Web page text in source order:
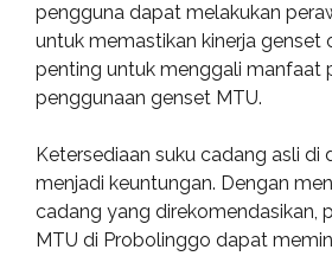
pengguna dapat melakukan
untuk memastikan kinerja genset
penting untuk menggali manfaat
penggunaan genset MTU.
Ketersediaan suku cadang asli di
menjadi keuntungan. Dengan
cadang yang direkomendasikan,
MTU di Probolinggo dapat